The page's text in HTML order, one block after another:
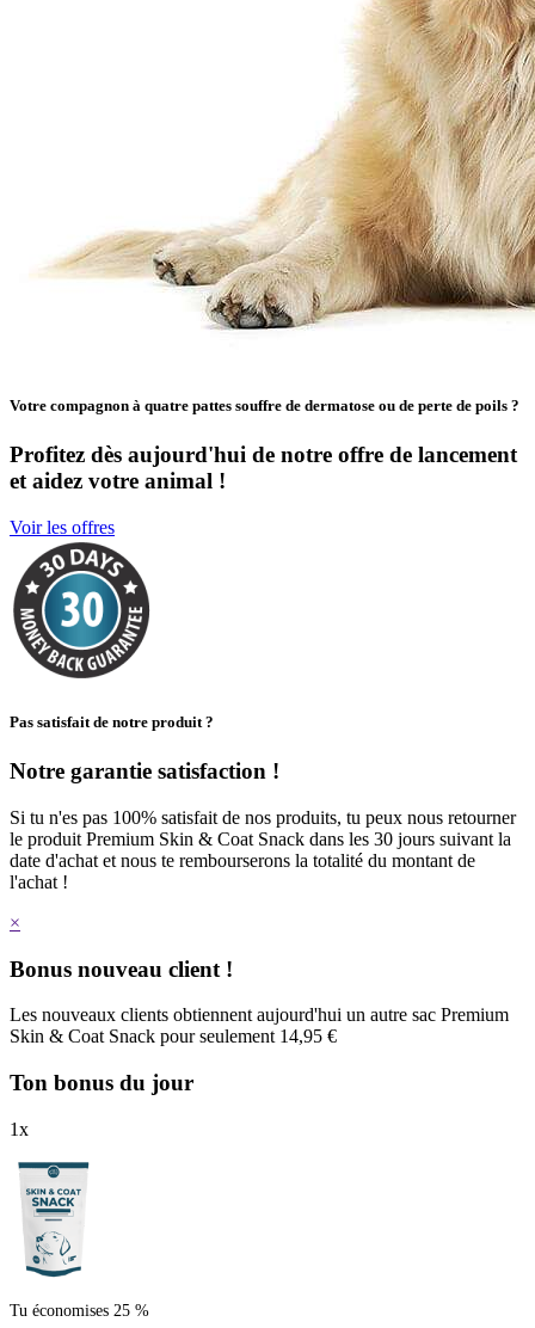
Votre compagnon à quatre pattes souffre de dermatose ou de perte de poils ?
Profitez dès aujourd'hui de notre offre de lancement
et aidez votre animal !
Voir les offres
Pas satisfait de notre produit ?
Notre garantie satisfaction !
Si tu n'es pas 100% satisfait de nos produits, tu peux nous retourner
le produit Premium Skin & Coat Snack dans les 30 jours suivant la
date d'achat et nous te rembourserons la totalité du montant de
l'achat !
×
Bonus nouveau client !
Les nouveaux clients obtiennent aujourd'hui un autre sac Premium
Skin & Coat Snack pour seulement 14,95 €
Ton bonus du jour
1x
Tu économises 25 %